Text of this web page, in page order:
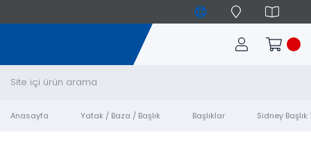
Anasayfa Yatak / Baza / Başlık Başlıklar Sidney